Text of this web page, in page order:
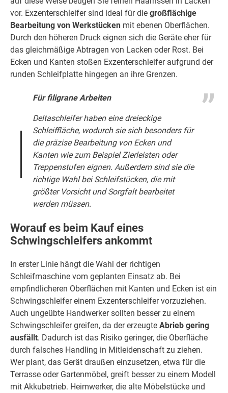
vor. Exzenterschleifer sind ideal für die großflächige
Bearbeitung von Werkstücken mit ebenen Oberflächen.
Durch den höheren Druck eignen sich die Geräte eher für
das gleichmäßige Abtragen von Lacken oder Rost. Bei
Ecken und Kanten stoßen Exzenterschleifer aufgrund der
runden Schleifplatte hingegen an ihre Grenzen.
Für filigrane Arbeiten
Deltaschleifer haben eine dreieckige
Schleiffläche, wodurch sie sich besonders für
die präzise Bearbeitung von Ecken und
Kanten wie zum Beispiel Zierleisten oder
Treppenstufen eignen. Außerdem sind sie die
richtige Wahl bei Schleifstücken, die mit
größter Vorsicht und Sorgfalt bearbeitet
werden müssen.
Worauf es beim Kauf eines
Schwingschleifers ankommt
In erster Linie hängt die Wahl der richtigen
Schleifmaschine vom geplanten Einsatz ab. Bei
empfindlicheren Oberflächen mit Kanten und Ecken ist ein
Schwingschleifer einem Exzenterschleifer vorzuziehen.
Auch ungeübte Handwerker sollten besser zu einem
Schwingschleifer greifen, da der erzeugte Abrieb gering
ausfällt. Dadurch ist das Risiko geringer, die Oberfläche
durch falsches Handling in Mitleidenschaft zu ziehen.
Wer plant, das Gerät draußen einzusetzen, etwa für die
Terrasse oder Gartenmöbel, greift besser zu einem Modell
mit Akkubetrieb. Heimwerker, die alte Möbelstücke und